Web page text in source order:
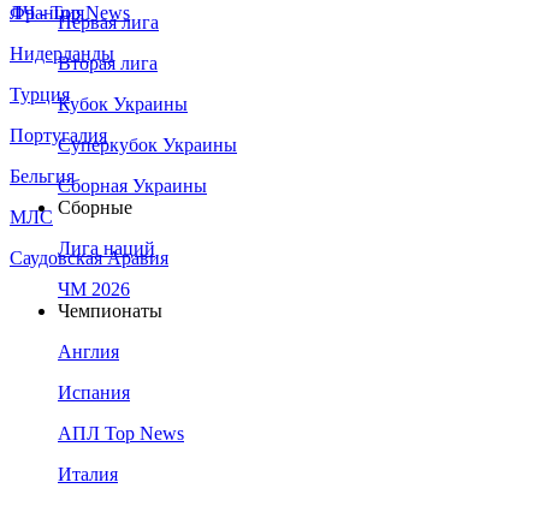
Франция
Нидерланды
Турция
Португалия
Бельгия
МЛС
Саудовская Аравия
ЛЧ - Top News
Первая лига
Вторая лига
Кубок Украины
Суперкубок Украины
Сборная Украины
Сборные
Лига наций
ЧМ 2026
Чемпионаты
Англия
Испания
АПЛ Top News
Италия